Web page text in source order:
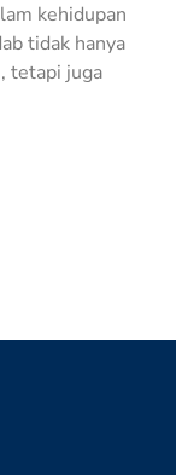
kehidupan
tidak hanya
tetapi juga